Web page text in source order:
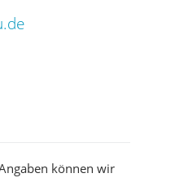
können wir